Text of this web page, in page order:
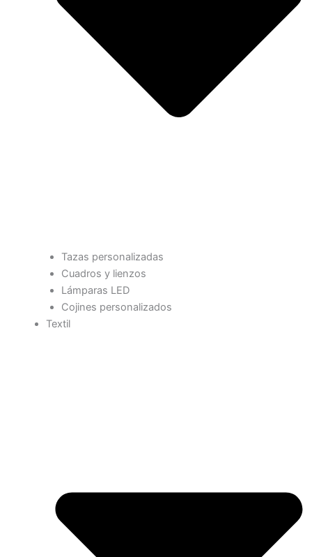
Tazas personalizadas
Cuadros y lienzos
Lámparas LED
Cojines personalizados
Textil